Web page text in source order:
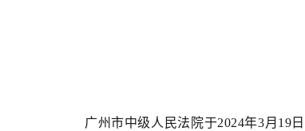
广州市中级人民法院于2024年3月19